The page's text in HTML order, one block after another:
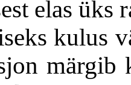
elas üks
kulus
märgib